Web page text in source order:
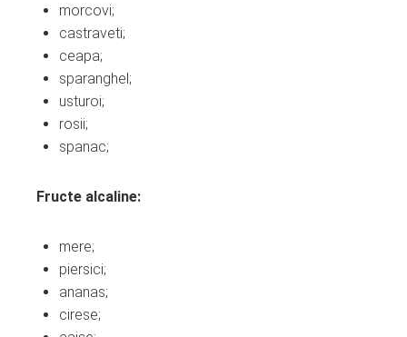
morcovi;
castraveti;
ceapa;
sparanghel;
usturoi;
rosii;
spanac;
Fructe alcaline:
mere;
piersici;
ananas;
cirese;